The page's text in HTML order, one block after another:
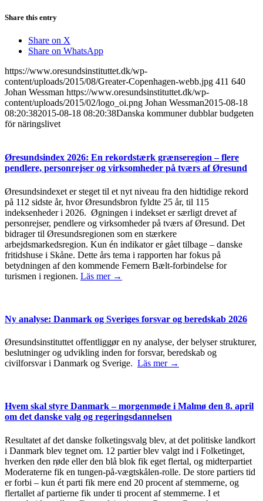
Share this entry
Share on X
Share on WhatsApp
https://www.oresundsinstituttet.dk/wp-
content/uploads/2015/08/Greater-Copenhagen-webb.jpg 411 640
Johan Wessman https://www.oresundsinstituttet.dk/wp-
content/uploads/2015/02/logo_oi.png Johan Wessman2015-08-18
08:20:382015-08-18 08:20:38Danska kommuner dubblar budgeten
för näringslivet
Øresundsindex 2026: En rekordstærk grænseregion – flere
pendlere, personrejser og virksomheder på tværs af Øresund
Øresundsindexet er steget til et nyt niveau fra den hidtidige rekord
på 112 sidste år, hvor Øresundsbron fyldte 25 år, til 115
indeksenheder i 2026. Øgningen i indekset er særligt drevet af
personrejser, pendlere og virksomheder på tværs af Øresund. Det
bidrager til Øresundsregionen som en stærkere
arbejdsmarkedsregion. Kun én indikator er gået tilbage – danske
fritidshuse i Skåne. Dette års tema i rapporten har fokus på
betydningen af den kommende Femern Bælt-forbindelse for
turismen i regionen. Läs mer →
Ny analyse: Danmark og Sveriges forsvar og beredskab 2026
Øresundsinstituttet offentliggør en ny analyse, der belyser strukturer,
beslutninger og udvikling inden for forsvar, beredskab og
civilforsvar i Danmark og Sverige. Läs mer →
Hvem skal styre Danmark – morgenmøde i Malmø den 8. april
om det danske valg og regeringsdannelsen
Resultatet af det danske folketingsvalg blev, at det politiske landkort
i Danmark blev tegnet om. 12 partier blev valgt ind i Folketinget,
hverken den røde eller den blå blok fik eget flertal, og midterpartiet
Moderaterne fik en tungen-på-vægtskålen-rolle. De store partiers tid
er forbi – kun ét parti fik mere end 20 procent af stemmerne, og
flertallet af partierne fik under ti procent af stemmerne. I et